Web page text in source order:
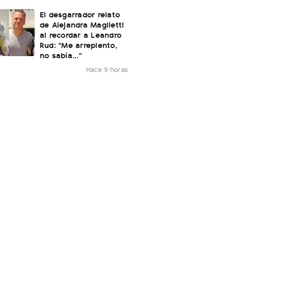
El desgarrador relato
de Alejandra Maglietti
al recordar a Leandro
Rud: "Me arrepiento,
no sabía..."
Hace 9 horas